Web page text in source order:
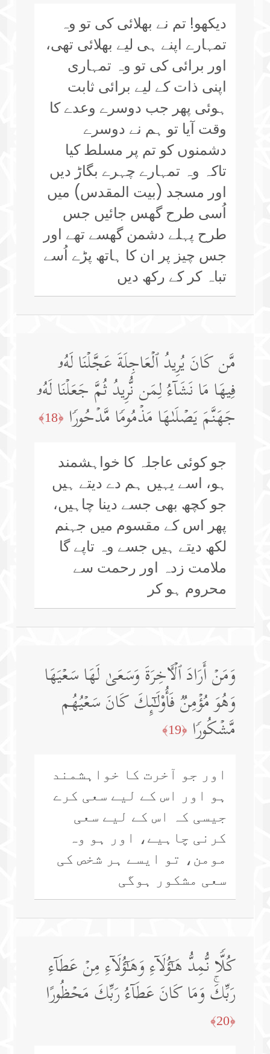
دیکھو! تم نے بھلائی کی تو وہ
تمہارے اپنے ہی لیے بھلائی تھی،
اور برائی کی تو وہ تمہاری
اپنی ذات کے لیے برائی ثابت
ہوئی پھر جب دوسرے وعدے کا
وقت آیا تو ہم نے دوسرے
دشمنوں کو تم پر مسلط کیا
تاکہ وہ تمہارے چہرے بگاڑ دیں
اور مسجد (بیت المقدس) میں
اُسی طرح گھس جائیں جس
طرح پہلے دشمن گھسے تھے اور
جس چیز پر ان کا ہاتھ پڑے اُسے
تباہ کر کے رکھ دیں
مَّن كَانَ یُرِیدُ ٱلۡعَاجِلَةَ عَجَّلۡنَا لَهُۥ
فِیهَا مَا نَشَاۤءُ لِمَن نُّرِیدُ ثُمَّ جَعَلۡنَا لَهُۥ
جَهَنَّمَ یَصۡلَىٰهَا مَذۡمُومࣰا مَّدۡحُورࣰا ﴿18﴾
جو کوئی عاجلہ کا خواہشمند
ہو، اسے یہیں ہم دے دیتے ہیں
جو کچھ بھی جسے دینا چاہیں،
پھر اس کے مقسوم میں جہنم
لکھ دیتے ہیں جسے وہ تاپے گا
ملامت زدہ اور رحمت سے
محروم ہو کر
وَمَنۡ أَرَادَ ٱلۡـَٔاخِرَةَ وَسَعَىٰ لَهَا سَعۡیَهَا
وَهُوَ مُؤۡمِنࣱ فَأُو۟لَـٰۤىِٕكَ كَانَ سَعۡیُهُم
مَّشۡكُورࣰا ﴿19﴾
اور جو آخرت کا خواہشمند
ہو اور اس کے لیے سعی کرے
جیسی کہ اس کے لیے سعی
کرنی چاہیے، اور ہو وہ
مومن، تو ایسے ہر شخص کی
سعی مشکور ہوگی
كُلࣰّا نُّمِدُّ هَـٰۤؤُلَاۤءِ وَهَـٰۤؤُلَاۤءِ مِنۡ عَطَاۤءِ
رَبِّكَۚ وَمَا كَانَ عَطَاۤءُ رَبِّكَ مَحۡظُورًا
﴿20﴾